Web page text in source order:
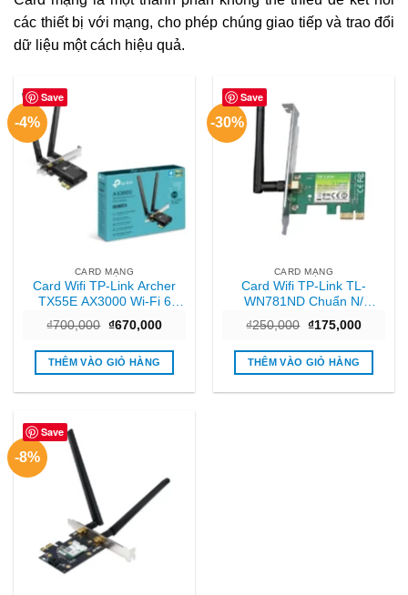
các thiết bị với mạng, cho phép chúng giao tiếp và trao đổi
dữ liệu một cách hiệu quả.
Save
-4%
CARD MẠNG
Card Wifi TP-Link Archer
TX55E AX3000 Wi-Fi 6
₫700,000 Giá
là:
₫700,000.
₫670,000Giá
tại
₫670,000.
THÊM VÀO GIỎ HÀNG
Save
-30%
CARD MẠNG
Card Wifi TP-Link TL-
WN781ND Chuẩn N/
₫250,000 Giá
là:
₫250,000.
₫175,000Giá
tại
THÊM VÀO GIỎ HÀNG
Save
-8%